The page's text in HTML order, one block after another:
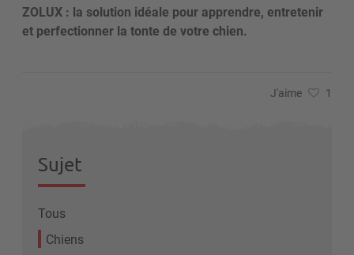
ZOLUX : la solution idéale pour apprendre, entretenir
et perfectionner la tonte de votre chien.
J'aime 1
Sujet
Tous
Chiens